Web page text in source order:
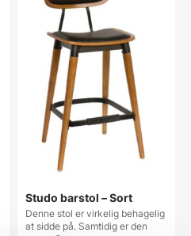
Studo barstol – Sort
Denne stol er virkelig behagelig
at sidde på. Samtidig er den